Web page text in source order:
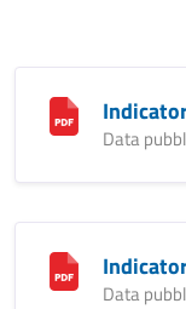
Data
Data